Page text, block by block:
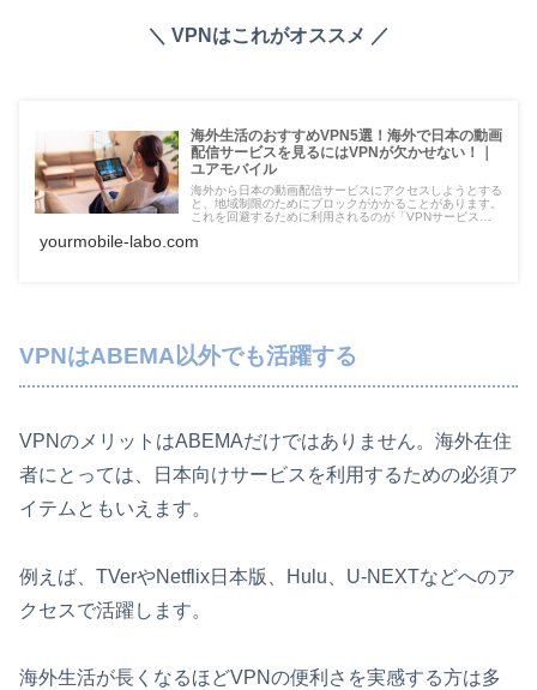
＼ VPNはこれがオススメ ／
海外生活のおすすめVPN5選！海外で日本の動画
配信サービスを見るにはVPNが欠かせない！｜
ユアモバイル
海外から日本の動画配信サービスにアクセスしようとする
と、地域制限のためにブロックがかかることがあります。
これを回避するために利用されるのが「VPNサービス」
外から…
yourmobile-labo.com
VPNはABEMA以外でも活躍する
VPNのメリットはABEMAだけではありません。海外在住
者にとっては、日本向けサービスを利用するための必須ア
イテムともいえます。
例えば、TVerやNetflix日本版、Hulu、U-NEXTなどへのア
クセスで活躍します。
海外生活が長くなるほどVPNの便利さを実感する方は多